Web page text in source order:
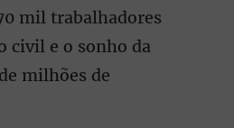
mil trabalhadores
civil e o sonho da
milhões de